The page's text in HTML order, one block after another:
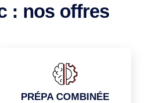
: nos offres
PRÉPA COMBINÉE